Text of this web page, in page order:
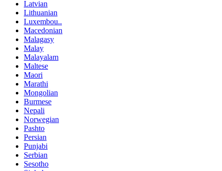
Latvian
Lithuanian
Luxembou..
Macedonian
Malagasy
Malay
Malayalam
Maltese
Maori
Marathi
Mongolian
Burmese
Nepali
Norwegian
Pashto
Persian
Punjabi
Serbian
Sesotho